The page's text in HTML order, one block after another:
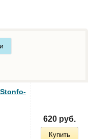
620 руб.
Купить